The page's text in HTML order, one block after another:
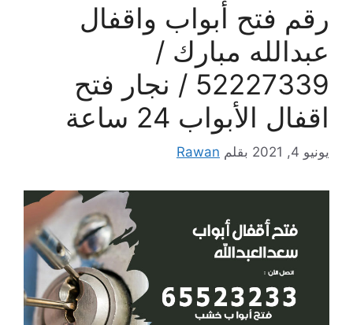
رقم فتح أبواب واقفال
عبدالله مبارك /
52227339 / نجار فتح
اقفال الأبواب 24 ساعة
يونيو 4, 2021 بقلم Rawan